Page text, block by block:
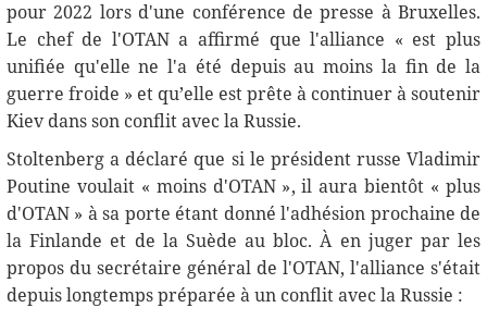
pour 2022 lors d'une conférence de presse à Bruxelles.
Le chef de l'OTAN a affirmé que l'alliance « est plus
unifiée qu'elle ne l'a été depuis au moins la fin de la
guerre froide » et qu’elle est prête à continuer à soutenir
Kiev dans son conflit avec la Russie.
Stoltenberg a déclaré que si le président russe Vladimir
Poutine voulait « moins d'OTAN », il aura bientôt « plus
d'OTAN » à sa porte étant donné l'adhésion prochaine de
la Finlande et de la Suède au bloc. À en juger par les
propos du secrétaire général de l'OTAN, l'alliance s'était
depuis longtemps préparée à un conflit avec la Russie :